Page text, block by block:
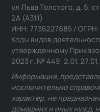
ул Льва Толстого, д. 5,
2А (А311)
ИНН: 7736227885 /
Коды видов
утвержденному
2023 г. № 449: 2.01, 27.01,
Информация,
исключительно
характер, не
домашних и иных нужд,